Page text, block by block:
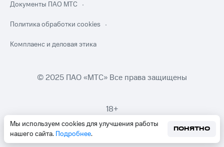
Мы используем cookies для улучшения работы
нашего сайта. Подробнее.
ПОНЯТНО
Документы ПАО МТС
Политика обработки cookies
Комплаенс и деловая этика
© 2025 ПАО «МТС» Все права защищены
18+